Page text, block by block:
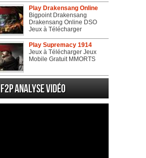
Play Drakensang Online
Bigpoint Drakensang
Drakensang Online DSO
Jeux à Télécharger
Play Supremacy 1914
Jeux à Télécharger Jeux
Mobile Gratuit MMORTS
F2P Analyse vidéo